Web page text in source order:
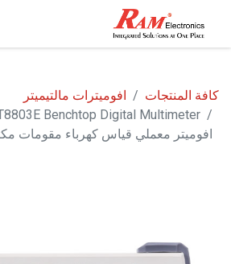
كافة المنتجات
افوميترات مالتيميتر
افوميتر معملي قياس كهرباء مقومات